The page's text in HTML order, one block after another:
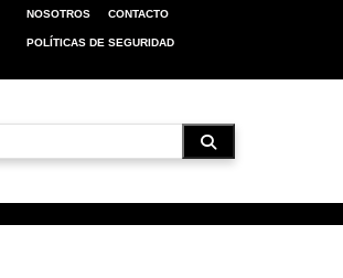
NOSOTROS CONTACTO
POLÍTICAS DE SEGURIDAD